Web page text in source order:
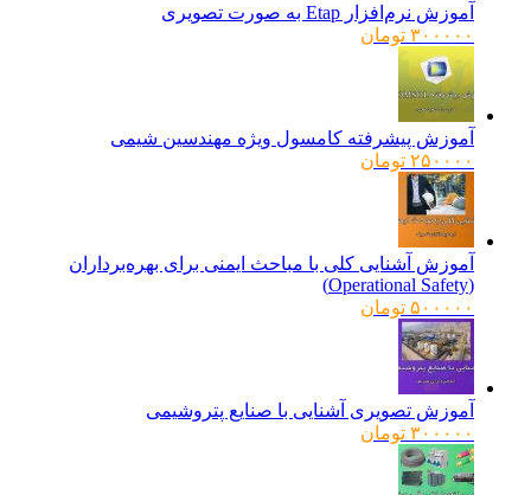
آموزش نرم‌افزار Etap به صورت تصویری
۳۰۰۰۰۰ تومان
آموزش پیشرفته کامسول ویژه مهندسین شیمی
۲۵۰۰۰۰ تومان
آموزش آشنایی کلی با مباحث ایمنی برای بهره‌برداران
۵۰۰۰۰۰ تومان
آموزش تصویری آشنایی با صنایع پتروشیمی
۳۰۰۰۰۰ تومان